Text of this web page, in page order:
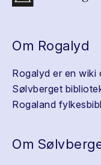
Om Rogalyd
Rogalyd er en
Sølvberget
Rogaland
Om